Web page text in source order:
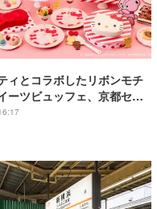
ィとコラボしたリボンモチ
ーツビュッフェ、京都セン
テルで開催